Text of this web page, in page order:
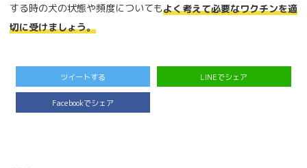
する時の犬の状態や頻度についてもよく考えて必要なワクチンを適
切に受けましょう。
ツイートする LINEでシェア
Facebookでシェア